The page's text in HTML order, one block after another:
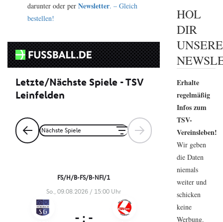
darunter oder per Newsletter. – Gleich
bestellen!
HOL
DIR
Erhalte
regelmäßig
Infos zum
TSV-
Vereinsleben!
Wir geben
die Daten
niemals
weiter und
schicken
keine
Werbung.